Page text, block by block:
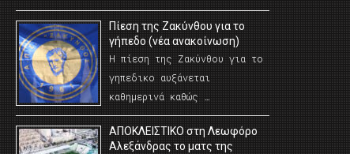
Πίεση της Ζακύνθου για το
γήπεδο (νέα ανακοίνωση)
Η πίεση της Ζακύνθου για το
γηπεδικο αυξάνεται
καθημερινά καθώς …
AΠΟΚΛΕΙΣΤΙΚΟ στη Λεωφόρο
Αλεξάνδρας το ματς της